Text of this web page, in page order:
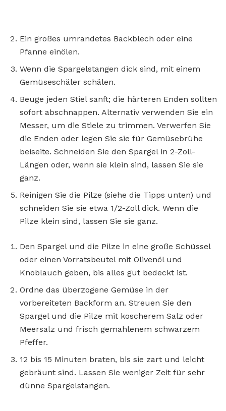
Ein großes umrandetes Backblech oder eine
Pfanne einölen.
Wenn die Spargelstangen dick sind, mit einem
Gemüseschäler schälen.
Beuge jeden Stiel sanft; die härteren Enden sollten
sofort abschnappen. Alternativ verwenden Sie ein
Messer, um die Stiele zu trimmen. Verwerfen Sie
die Enden oder legen Sie sie für Gemüsebrühe
beiseite. Schneiden Sie den Spargel in 2-Zoll-
Längen oder, wenn sie klein sind, lassen Sie sie
ganz.
Reinigen Sie die Pilze (siehe die Tipps unten) und
schneiden Sie sie etwa 1/2-Zoll dick. Wenn die
Pilze klein sind, lassen Sie sie ganz.
Den Spargel und die Pilze in eine große Schüssel
oder einen Vorratsbeutel mit Olivenöl und
Knoblauch geben, bis alles gut bedeckt ist.
Ordne das überzogene Gemüse in der
vorbereiteten Backform an. Streuen Sie den
Spargel und die Pilze mit koscherem Salz oder
Meersalz und frisch gemahlenem schwarzem
Pfeffer.
12 bis 15 Minuten braten, bis sie zart und leicht
gebräunt sind. Lassen Sie weniger Zeit für sehr
dünne Spargelstangen.